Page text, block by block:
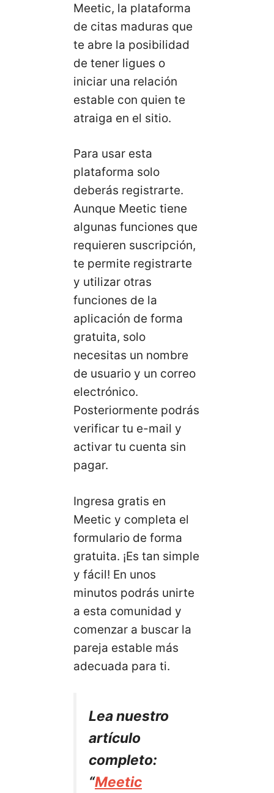
Meetic, la plataforma
de citas maduras que
te abre la posibilidad
de tener ligues o
iniciar una relación
estable con quien te
atraiga en el sitio.
Para usar esta
plataforma solo
deberás registrarte.
Aunque Meetic tiene
algunas funciones que
requieren suscripción,
te permite registrarte
y utilizar otras
funciones de la
aplicación de forma
gratuita, solo
necesitas un nombre
de usuario y un correo
electrónico.
Posteriormente podrás
verificar tu e-mail y
activar tu cuenta sin
pagar.
Ingresa gratis en
Meetic y completa el
formulario de forma
gratuita. ¡Es tan simple
y fácil! En unos
minutos podrás unirte
a esta comunidad y
comenzar a buscar la
pareja estable más
adecuada para ti.
Lea nuestro
artículo
completo:
“Meetic